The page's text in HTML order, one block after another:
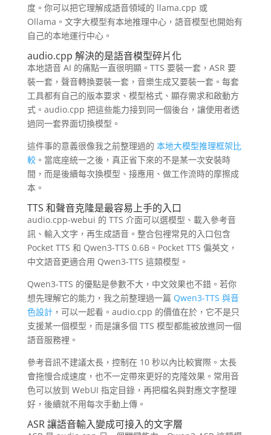
度。你可以把它理解成語音領域的 llama.cpp 或
Ollama。文字大模型有本地推理中心，語音模型也開始有
自己的本地運行中心。
audio.cpp 解決的是語音模型碎片化
本地語音 AI 的痛點一直很明顯。TTS 要裝一套，ASR 要
裝一套，聲音轉換要裝一套，音樂生成又要裝一套。每套
工具都有自己的版本要求、模型格式、顯存需求和啟動方
式。audio.cpp 把這些能力接到同一個後台，讓使用者透
過同一套界面切換模型。
這件事的意義很像我之前整理過的 本地大模型推理框架比
較。當底座統一之後，真正省下來的不是某一次安裝時
間，而是後續每次換模型、接應用、做工作流時的摩擦成
本。
TTS 和聲音克隆是最容易上手的入口
audio.cpp-webui 的 TTS 介面可以選模型、載入參考音
訊、輸入文字，再生成語音。整合包裡常見的入口包含
Pocket TTS 和 Qwen3-TTS 0.6B。Pocket TTS 偏英文，
中文語音更適合用 Qwen3-TTS 這類模型。
Qwen3-TTS 的優點是參數不大，中文效果也不錯。若你
想先理解它的能力，我之前整理過一篇 Qwen3-TTS 與音
色設計，可以一起看。audio.cpp 的價值在於，它不是只
支援某一個模型，而是讓多個 TTS 模型都能被放進同一個
語音服務裡。
參考音訊不建議太長，控制在 10 秒以內比較實際。太長
會拖慢合成速度，也不一定帶來更好的克隆效果。常用音
色可以放到 WebUI 指定目錄，再把檔名與對應文字整理
好，後續就不用每次手動上傳。
ASR 讓語音輸入變成可接入的文字層